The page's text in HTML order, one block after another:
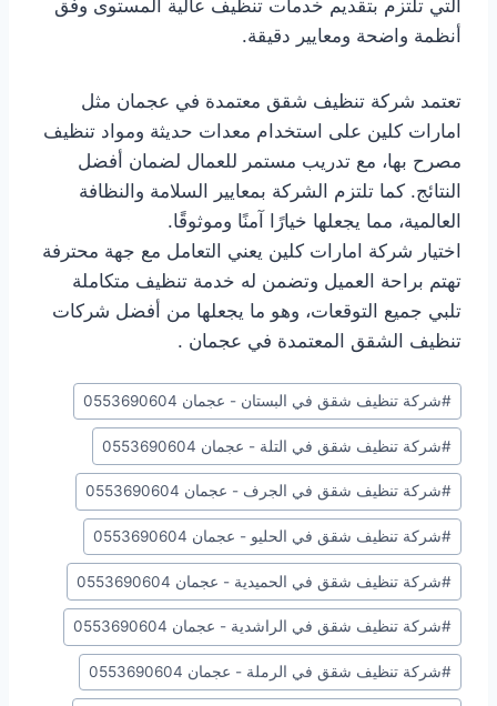
التي تلتزم بتقديم خدمات تنظيف عالية المستوى وفق
أنظمة واضحة ومعايير دقيقة.
تعتمد شركة تنظيف شقق معتمدة في عجمان مثل
امارات كلين على استخدام معدات حديثة ومواد تنظيف
مصرح بها، مع تدريب مستمر للعمال لضمان أفضل
النتائج. كما تلتزم الشركة بمعايير السلامة والنظافة
العالمية، مما يجعلها خيارًا آمنًا وموثوقًا.
اختيار شركة امارات كلين يعني التعامل مع جهة محترفة
تهتم براحة العميل وتضمن له خدمة تنظيف متكاملة
تلبي جميع التوقعات، وهو ما يجعلها من أفضل شركات
تنظيف الشقق المعتمدة في عجمان .
وسوم
المقال:
#شركة تنظيف شقق في البستان - عجمان 0553690604
#شركة تنظيف شقق في التلة - عجمان 0553690604
#شركة تنظيف شقق في الجرف - عجمان 0553690604
#شركة تنظيف شقق في الحليو - عجمان 0553690604
#شركة تنظيف شقق في الحميدية - عجمان 0553690604
#شركة تنظيف شقق في الراشدية - عجمان 0553690604
#شركة تنظيف شقق في الرملة - عجمان 0553690604